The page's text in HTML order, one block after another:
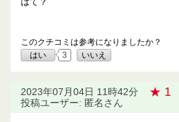
このクチコミは参考になりましたか？
はい
3 いいえ
2023年07月04日 11時42分 ★ 1
投稿ユーザー: 匿名さん